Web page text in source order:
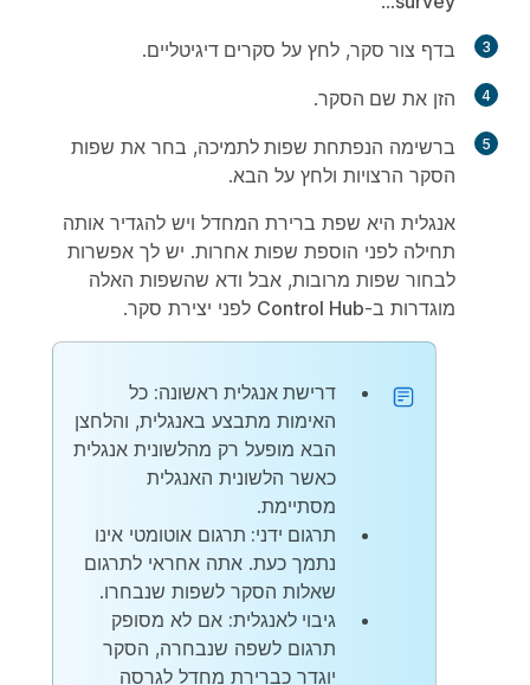
3 בדף צור סקר, לחץ על סקרים דיגיטליים.
4 הזן את שם הסקר.
5 ברשימה הנפתחת שפות לתמיכה, בחר את שפות
הסקר הרצויות ולחץ על הבא.
אנגלית היא שפת ברירת המחדל ויש להגדיר אותה
תחילה לפני הוספת שפות אחרות. יש לך אפשרות
לבחור שפות מרובות, אבל ודא שהשפות האלה
מוגדרות ב-Control Hub לפני יצירת סקר.
דרישת אנגלית ראשונה: כל
האימות מתבצע באנגלית, והלחצן
הבא מופעל רק מהלשונית אנגלית
כאשר הלשונית האנגלית
מסתיימת.
תרגום ידני: תרגום אוטומטי אינו
נתמך כעת. אתה אחראי לתרגום
שאלות הסקר לשפות שנבחרו.
גיבוי לאנגלית: אם לא מסופק
תרגום לשפה שנבחרה, הסקר
יוגדר כברירת מחדל לגרסה